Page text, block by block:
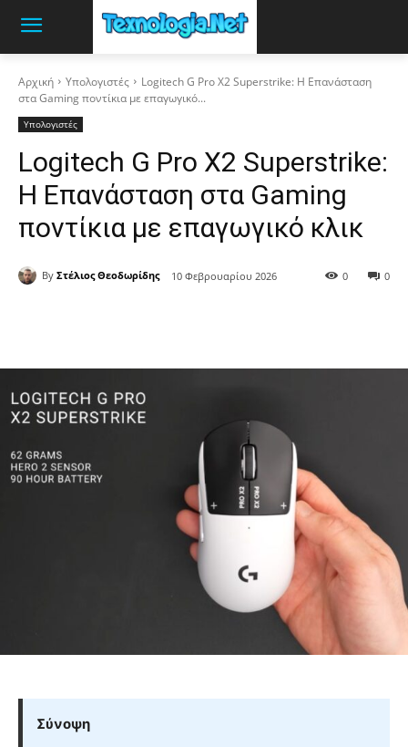
Αρχική Υπολογιστές
Logitech G Pro X2 Superstrike: Η Επανάσταση
στα Gaming ποντίκια με επαγωγικό...
Υπολογιστές
Logitech G Pro X2 Superstrike:
Η Επανάσταση στα Gaming
ποντίκια με επαγωγικό κλικ
By Στέλιος Θεοδωρίδης 10 Φεβρουαρίου 2026 0
0
Σύνοψη